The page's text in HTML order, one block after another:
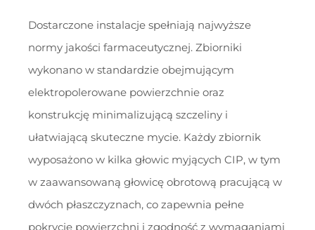
Dostarczone instalacje spełniają najwyższe
normy jakości farmaceutycznej. Zbiorniki
wykonano w standardzie obejmującym
elektropolerowane powierzchnie oraz
konstrukcję minimalizującą szczeliny i
ułatwiającą skuteczne mycie. Każdy zbiornik
wyposażono w kilka głowic myjących CIP, w tym
w zaawansowaną głowicę obrotową pracującą w
dwóch płaszczyznach, co zapewnia pełne
pokrycie powierzchni i zgodność z wymaganiami